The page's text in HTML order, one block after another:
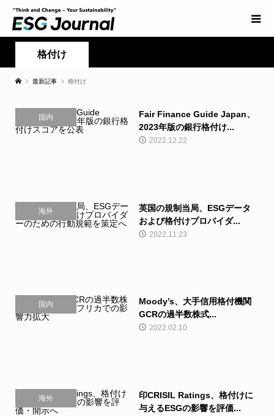
格付け
最新記事 格付け
国内
Fair Finance Guide Japan、
2023年版の銀行格付け...
2022.12.22
海外
英国の規制当局、ESGデータ
および格付けプロバイダ...
2022.11.23
国内
Moody’s、大手信用格付機関
GCRの過半数株式...
2022.02.10
海外
印CRISIL Ratings、格付けに
与えるESGの影響を評価...